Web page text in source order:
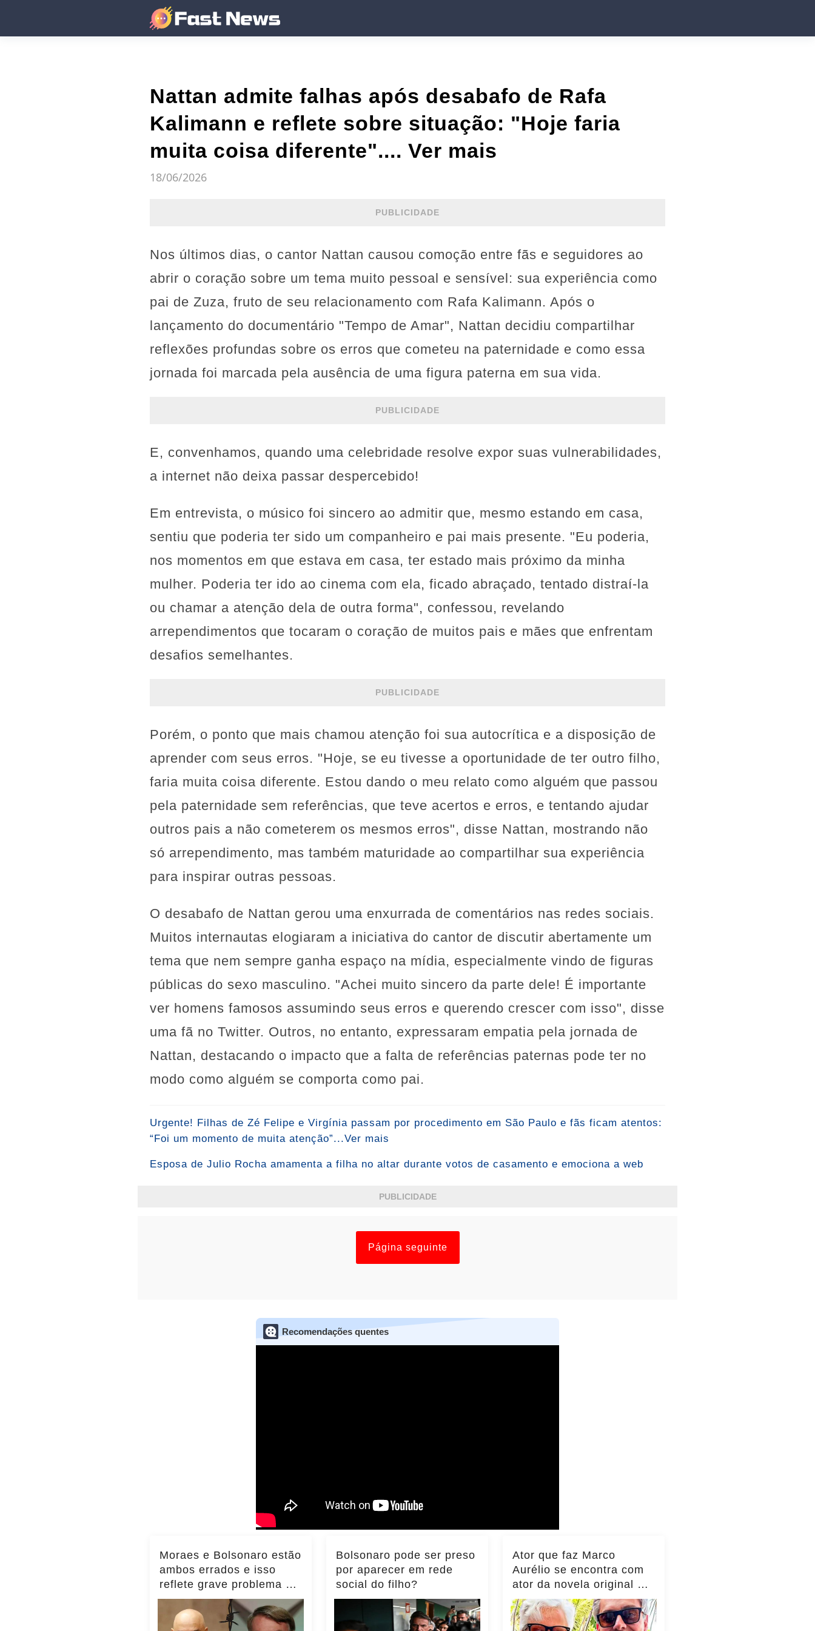
Nattan admite falhas após desabafo de Rafa
Kalimann e reflete sobre situação: "Hoje faria
muita coisa diferente".... Ver mais
18/06/2026
PUBLICIDADE
Nos últimos dias, o cantor Nattan causou comoção entre fãs e seguidores ao
abrir o coração sobre um tema muito pessoal e sensível: sua experiência como
pai de Zuza, fruto de seu relacionamento com Rafa Kalimann. Após o
lançamento do documentário "Tempo de Amar", Nattan decidiu compartilhar
reflexões profundas sobre os erros que cometeu na paternidade e como essa
jornada foi marcada pela ausência de uma figura paterna em sua vida.
PUBLICIDADE
E, convenhamos, quando uma celebridade resolve expor suas vulnerabilidades,
a internet não deixa passar despercebido!
Em entrevista, o músico foi sincero ao admitir que, mesmo estando em casa,
sentiu que poderia ter sido um companheiro e pai mais presente. "Eu poderia,
nos momentos em que estava em casa, ter estado mais próximo da minha
mulher. Poderia ter ido ao cinema com ela, ficado abraçado, tentado distraí-la
ou chamar a atenção dela de outra forma", confessou, revelando
arrependimentos que tocaram o coração de muitos pais e mães que enfrentam
desafios semelhantes.
PUBLICIDADE
Porém, o ponto que mais chamou atenção foi sua autocrítica e a disposição de
aprender com seus erros. "Hoje, se eu tivesse a oportunidade de ter outro filho,
faria muita coisa diferente. Estou dando o meu relato como alguém que passou
pela paternidade sem referências, que teve acertos e erros, e tentando ajudar
outros pais a não cometerem os mesmos erros", disse Nattan, mostrando não
só arrependimento, mas também maturidade ao compartilhar sua experiência
para inspirar outras pessoas.
O desabafo de Nattan gerou uma enxurrada de comentários nas redes sociais.
Muitos internautas elogiaram a iniciativa do cantor de discutir abertamente um
tema que nem sempre ganha espaço na mídia, especialmente vindo de figuras
públicas do sexo masculino. "Achei muito sincero da parte dele! É importante
ver homens famosos assumindo seus erros e querendo crescer com isso", disse
uma fã no Twitter. Outros, no entanto, expressaram empatia pela jornada de
Nattan, destacando o impacto que a falta de referências paternas pode ter no
modo como alguém se comporta como pai.
Urgente! Filhas de Zé Felipe e Virgínia passam por procedimento em São Paulo e fãs ficam atentos:
“Foi um momento de muita atenção”...Ver mais
Esposa de Julio Rocha amamenta a filha no altar durante votos de casamento e emociona a web
PUBLICIDADE
Página seguinte
Recomendações quentes
Moraes e Bolsonaro estão
ambos errados e isso
reflete grave problema do
Brasil, diz Transparência
Internacional
Bolsonaro pode ser preso
por aparecer em rede
social do filho?
Ator que faz Marco
Aurélio se encontra com
ator da novela original e
momento viraliza,
notícias!... ver mais